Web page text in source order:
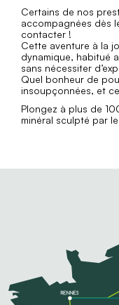
Certains de nos
accompagnées dès
contacter !
Cette aventure à la
dynamique, habitué
sans nécessiter
Quel bonheur de
insoupçonnées, et
Plongez à plus de
minéral sculpté par